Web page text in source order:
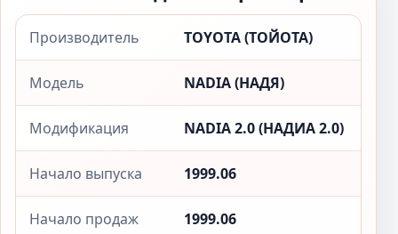
Производитель TOYOTA (ТОЙОТА)
Модель NADIA (НАДЯ)
Модификация NADIA 2.0 (НАДИА 2.0)
Начало выпуска 1999.06
Начало продаж 1999.06